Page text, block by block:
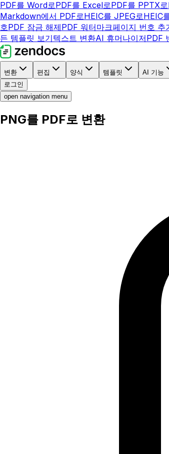
PDF를 Word로PDF를 Excel로PDF를 PPTX로
Markdown에서 PDF로HEIC를 JPEG로HEIC
호PDF 잠금 해제PDF 워터마크페이지 번호 추
든 템플릿 보기텍스트 변환AI 휴머나이저PDF
변환 편집 양식 템플릿
AI 기능
로그인
open navigation menu
PNG를 PDF로 변환